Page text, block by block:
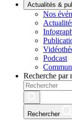
Actualités &
Nos
Podcast
Recherche par
Rechercher